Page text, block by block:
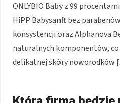
ONLYBIO Baby z 99
HiPP Babysanft bez
konsystencji oraz Alphanova
naturalnych komponentów,
delikatnej skóry noworodków